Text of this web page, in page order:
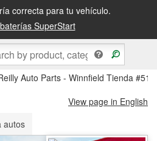
correcta para tu vehículo.
SuperStart
siguiente o recógela en la tienda
Auto Parts - Winnfield Tienda
View page in English
autos